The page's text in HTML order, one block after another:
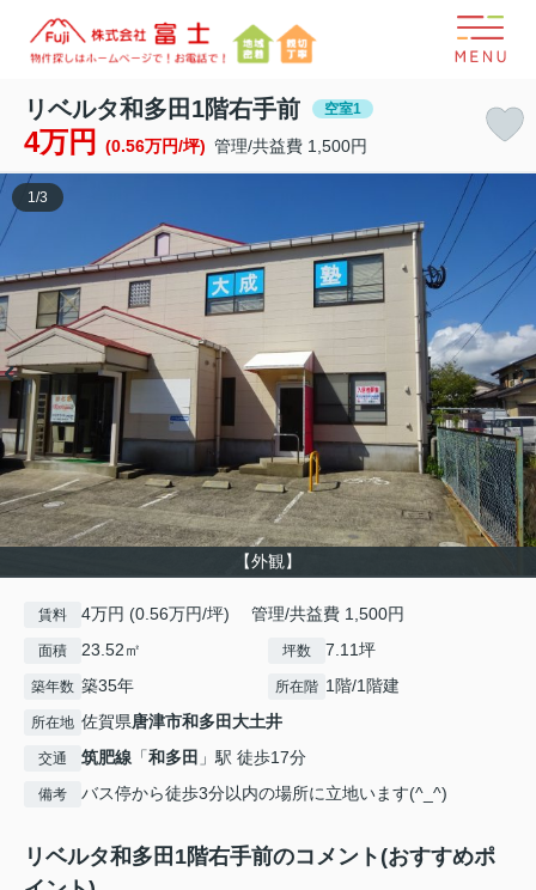
リベルタ和多田1階右手前 空室1
4万円 (0.56万円/坪) 管理/共益費 1,500円
【外観】
1 /3
賃料 4万円 (0.56万円/坪) 管理/共益費 1,500円
面積 23.52㎡ 坪数 7.11坪
築年数 築35年 所在階 1階/1階建
所在地 佐賀県唐津市和多田大土井
交通 筑肥線 「和多田 」駅 徒歩17分
備考 バス停から徒歩3分以内の場所に立地います(^_^)
リベルタ和多田1階右手前のコメント(おすすめポ